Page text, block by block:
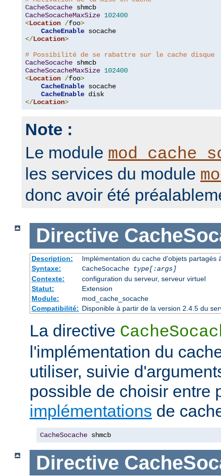
CacheSocache
CacheSocacheMaxSize 102400
<Location /foo>
CacheEnable
</Location>
# Possibilité de se rabattre sur le cache disque
CacheSocache
CacheSocacheMaxSize 102400
<Location /foo>
CacheEnable socache
CacheEnable
</Location>
Note :
Le module
les services du module
donc avoir été
Directive
Description:
Implémentation du cache d'objets partagés
Syntaxe:
CacheSocache
type[:args]
Contexte:
configuration du serveur, serveur virtuel
Statut:
Extension
Module:
mod_cache_socache
Compatibilité: Disponible à partir de la version 2.4.5 du
La directive
l'implémentation du
utiliser, suivie
possible de choisir entre
implémentations de
CacheSocache shmcb
Directive